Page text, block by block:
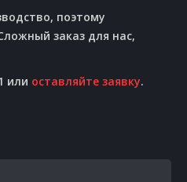
поэтому
заказ для нас,
или оставляйте заявку.